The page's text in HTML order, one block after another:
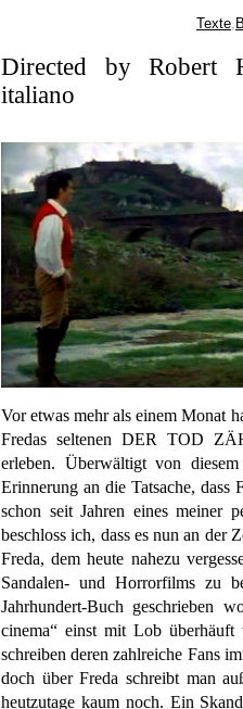
Texte,
Directed by Robert
italiano
Vor etwas mehr als einem Monat
Fredas seltenen DER TOD
erleben. Überwältigt von
Erinnerung an die Tatsache,
schon seit Jahren eines meiner
beschloss ich, dass es nun an der
Freda, dem heute nahezu
Sandalen- und Horrorfilms zu
Jahrhundert-Buch geschrieben
cinema“ einst mit Lob
schreiben deren zahlreiche Fans
doch über Freda schreibt man
heutzutage kaum noch. Ein